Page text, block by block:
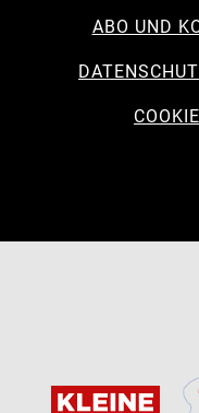
ABO UND